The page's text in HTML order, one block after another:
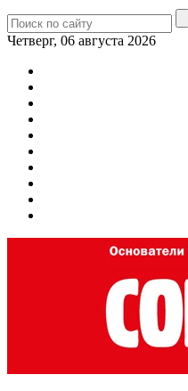
Четверг, 06 августа 2026